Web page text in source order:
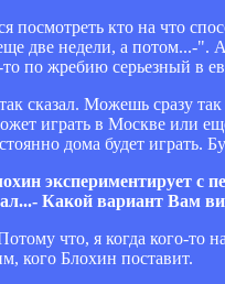
посмотреть кто на что
две недели, а потом...-".
по жребию серьезный в
сказал. Можешь сразу
играть в Москве или
дома будет играть.
экспериментирует с
Какой вариант Вам
что, я когда кого-то
кого Блохин поставит.